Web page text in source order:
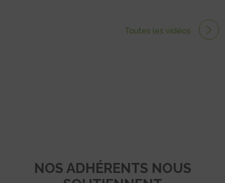
Toutes les vidéos
NOS ADHÉRENTS NOUS